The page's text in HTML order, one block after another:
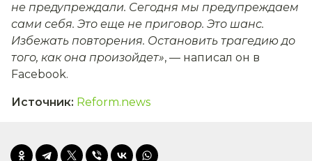
не предупреждали. Сегодня мы предупреждаем
сами себя. Это еще не приговор. Это шанс.
Избежать повторения. Остановить трагедию до
того, как она произойдет», — написал он в
Facebook.
Источник: Reform.news